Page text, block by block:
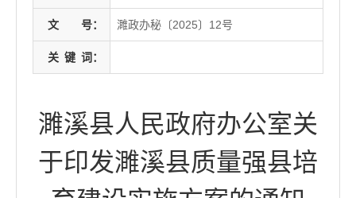
文 号： 濉政办秘〔2025〕12号
关 键 词：
濉溪县人民政府办公室关
于印发濉溪县质量强县培